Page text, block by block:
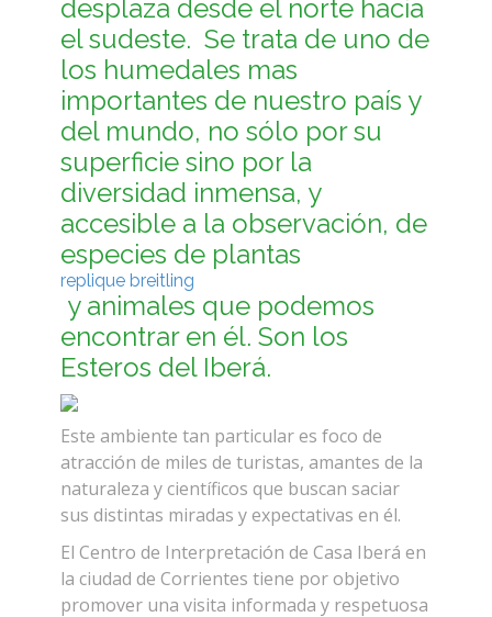
desplaza desde el norte hacia
el sudeste. Se trata de uno de
los humedales mas
importantes de nuestro país y
del mundo, no sólo por su
superficie sino por la
diversidad inmensa, y
accesible a la observación, de
especies de plantas
replique breitling
y animales que podemos
encontrar en él. Son los
Esteros del Iberá.